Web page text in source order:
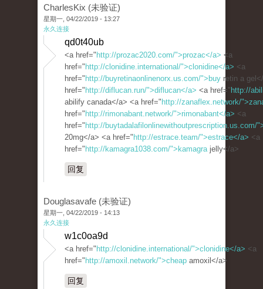
CharlesKix (未验证)
星期一, 04/22/2019 - 13:27
永久连接
qd0t40ub
<a href=" http://prozac2020.com/">prozac</a> <a
href=" http://clonidine.international/">clonidine</a> <a
href=" http://buyretinaonlinenorx.us.com/">buy retin a
href=" http://diflucan.run/">diflucan</a> <a href=" http://
abilify canada</a> <a href=" http://zanaflex.network/
href=" http://rimonabant.network/">rimonabant</a> <a
href=" http://buytadalafilonlinewithoutprescription.us.com/
20mg</a> <a href=" http://estrace.team/">estrace</a> <a
href=" http://kamagra1038.com/">kamagrajelly</a>
回复
Douglasavafe (未验证)
星期一, 04/22/2019 - 14:13
永久连接
w1c0oa9d
<a href=" http://clonidine.international/">clonidine</a> <a
href=" http://amoxil.network/">cheap amoxil</a>
回复